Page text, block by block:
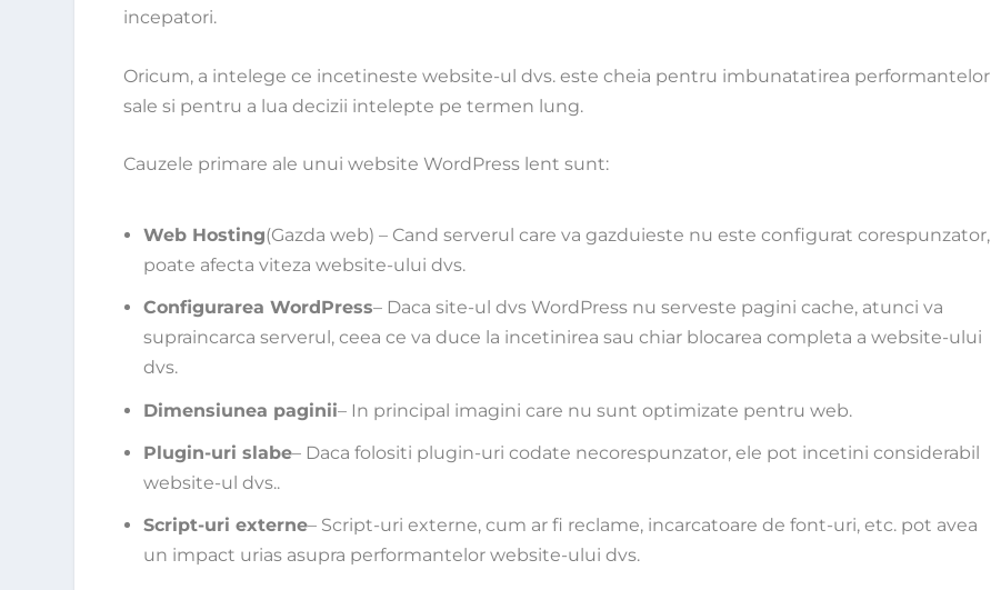
incepatori.
Oricum, a intelege ce incetineste website-ul dvs. este cheia pentru imbunatatirea performantelor
sale si pentru a lua decizii intelepte pe termen lung.
Cauzele primare ale unui website WordPress lent sunt:
Web Hosting(Gazda web) – Cand serverul care va gazduieste nu este configurat corespunzator,
poate afecta viteza website-ului dvs.
Configurarea WordPress– Daca site-ul dvs WordPress nu serveste pagini cache, atunci va
supraincarca serverul, ceea ce va duce la incetinirea sau chiar blocarea completa a website-ului
dvs.
Dimensiunea paginii– In principal imagini care nu sunt optimizate pentru web.
Plugin-uri slabe– Daca folositi plugin-uri codate necorespunzator, ele pot incetini considerabil
website-ul dvs..
Script-uri externe– Script-uri externe, cum ar fi reclame, incarcatoare de font-uri, etc. pot avea
un impact urias asupra performantelor website-ului dvs.